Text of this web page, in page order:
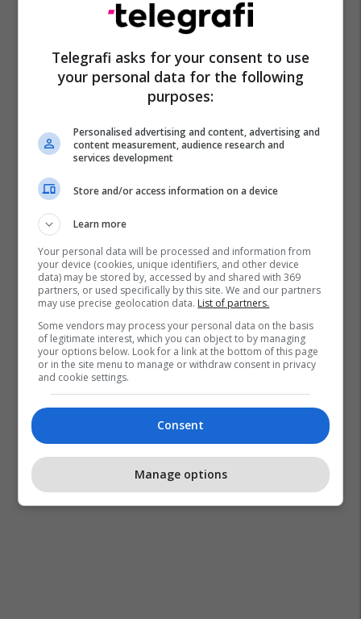
Qingdao
Shiu Midhje Deti Kinë
Telegrafi asks for your consent to use
your personal data for the following
purposes:
Personalised advertising and content, advertising and
content measurement, audience research and
services development
Store and/or access information on a device
Learn more
Your personal data will be processed and information from
your device (cookies, unique identifiers, and other device
data) may be stored by, accessed by and shared with 369
partners, or used specifically by this site. We and our partners
may use precise geolocation data. List of partners.
Some vendors may process your personal data on the basis
of legitimate interest, which you can object to by managing
your options below. Look for a link at the bottom of this page
or in the site menu to manage or withdraw consent in privacy
and cookie settings.
Consent
Manage options